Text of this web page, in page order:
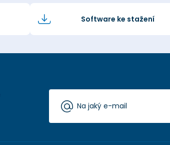
Software ke stažení